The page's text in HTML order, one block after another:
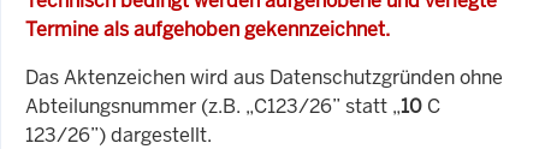
Termine als aufgehoben gekennzeichnet.
Das Aktenzeichen wird aus Datenschutzgründen ohne
Abteilungsnummer (z.B. „C123/26” statt „10 C
123/26”) dargestellt.